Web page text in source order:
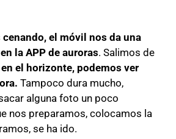
el móvil nos da una
la APP de auroras. Salimos de
en el horizonte, podemos ver
Tampoco dura mucho,
alguna foto un poco
nos preparamos, colocamos la
se ha ido.